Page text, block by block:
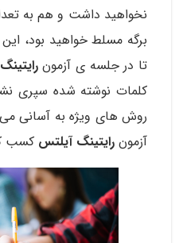
نخواهید داشت و هم به
برگه مسلط خواهید بود،
تا در جلسه ی آزمون
کلمات نوشته شده سپری
روش های ویژه به آسانی می
آزمون رایتینگ آیلتس کسب